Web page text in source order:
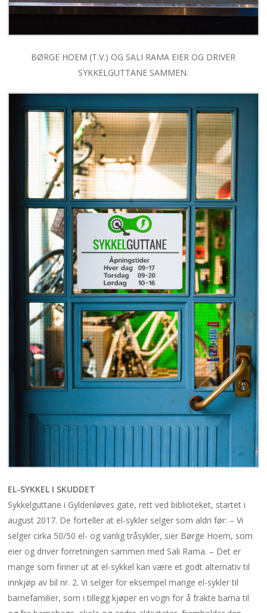
BØRGE HOEM (T.V.) OG SALI RAMA EIER OG DRIVER
SYKKELGUTTANE SAMMEN.
EL-SYKKEL I SKUDDET
Sykkelguttane i Gyldenløves gate, rett ved biblioteket, startet i
august 2017. De forteller at el-sykler selger som aldri før: – Vi
selger cirka 50/50 el- og vanlig tråsykler, sier Børge Hoem, som
eier og driver forretningen sammen med Sali Rama. – Det er
mange som finner ut at el-sykkel kan være et godt alternativ til
innkjøp av bil nr. 2. Vi selger for eksempel mange el-sykler til
barnefamilier, som i tillegg kjøper en vogn for å frakte barna til